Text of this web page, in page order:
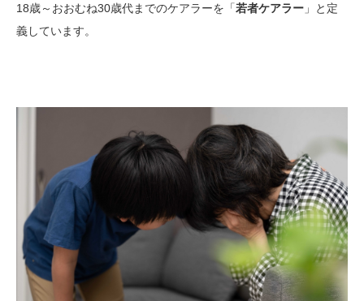
18歳～おおむね30歳代までのケアラーを「若者ケアラー 」と定
義しています。